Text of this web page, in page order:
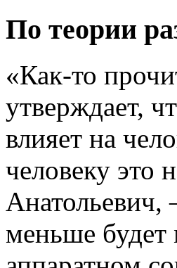
По теории
«Как-то
утверждает,
влияет на
человеку это
меньше будет